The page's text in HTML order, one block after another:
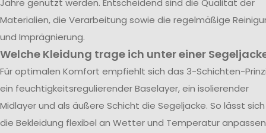
Jahre genutzt werden. Entscheidend sind die Qualität der
Materialien, die Verarbeitung sowie die regelmäßige
und Imprägnierung.
Welche Kleidung trage ich unter einer
Für optimalen Komfort empfiehlt sich das 3-Schichten-
ein feuchtigkeitsregulierender Baselayer, ein isolierender
Midlayer und als äußere Schicht die Segeljacke. So lässt sich
die Bekleidung flexibel an Wetter und Temperatur